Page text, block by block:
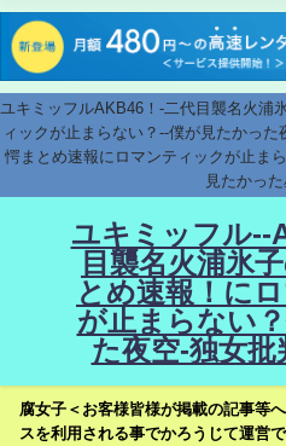
ユキミッフルAKB46！-二代目襲名火浦
ィックが止まらない？--僕が見たかっ
愕まとめ速報にロマンティックが止ま
見たかっ
ユキミッフル--
目襲名火浦氷
とめ速報！に
が止まらない
た夜空-独女批
腐女子＜お客様皆様が掲載の記事等
スを利用される事でかろうじて運営